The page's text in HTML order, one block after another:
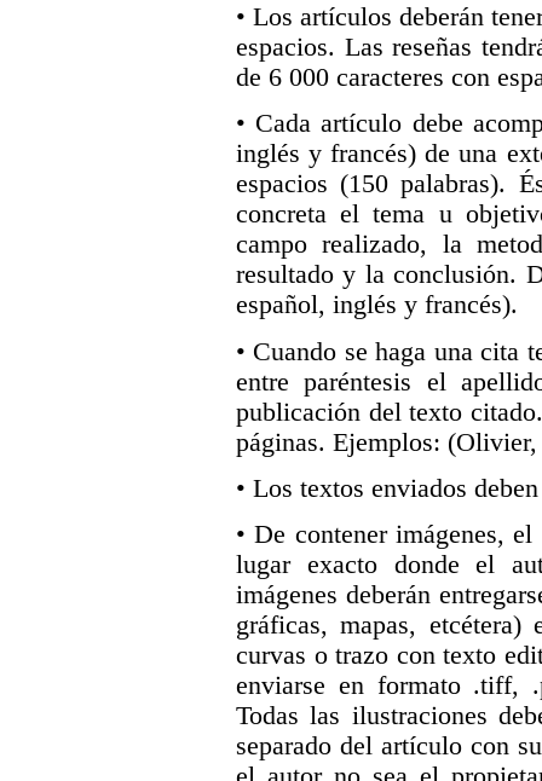
• Los artículos deberán
espacios. Las reseñas
de 6 000 caracteres con
• Cada artículo debe
inglés y francés) de una
espacios (150 palabras).
concreta el tema u
campo realizado, la
resultado y la conclusión.
español, inglés y francés).
• Cuando se haga una cita
entre paréntesis el
publicación del texto
páginas. Ejemplos:
• Los textos enviados
• De contener imágenes,
lugar exacto donde el
imágenes deberán
gráficas, mapas,
curvas o trazo con texto
enviarse en formato .tiff,
Todas las ilustraciones
separado del artículo con